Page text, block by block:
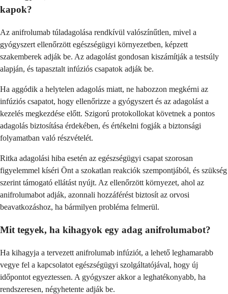
kapok?
Az anifrolumab túladagolása rendkívül valószínűtlen, mivel a
gyógyszert ellenőrzött egészségügyi környezetben, képzett
szakemberek adják be. Az adagolást gondosan kiszámítják a testsúly
alapján, és tapasztalt infúziós csapatok adják be.
Ha aggódik a helytelen adagolás miatt, ne habozzon megkérni az
infúziós csapatot, hogy ellenőrizze a gyógyszert és az adagolást a
kezelés megkezdése előtt. Szigorú protokollokat követnek a pontos
adagolás biztosítása érdekében, és értékelni fogják a biztonsági
folyamatban való részvételét.
Ritka adagolási hiba esetén az egészségügyi csapat szorosan
figyelemmel kíséri Önt a szokatlan reakciók szempontjából, és szükség
szerint támogató ellátást nyújt. Az ellenőrzött környezet, ahol az
anifrolumabot adják, azonnali hozzáférést biztosít az orvosi
beavatkozáshoz, ha bármilyen probléma felmerül.
Mit tegyek, ha kihagyok egy adag anifrolumabot?
Ha kihagyja a tervezett anifrolumab infúziót, a lehető leghamarabb
vegye fel a kapcsolatot egészségügyi szolgáltatójával, hogy új
időpontot egyeztessen. A gyógyszer akkor a leghatékonyabb, ha
rendszeresen, négyhetente adják be.